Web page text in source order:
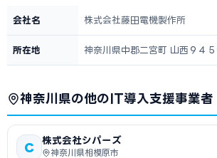
会社名 株式会社藤田電機製作所
所在地 神奈川県中郡二宮町 山西９４
神奈川県の他のIT導入支援事業者
C
株式会社シパーズ
神奈川県相模原市